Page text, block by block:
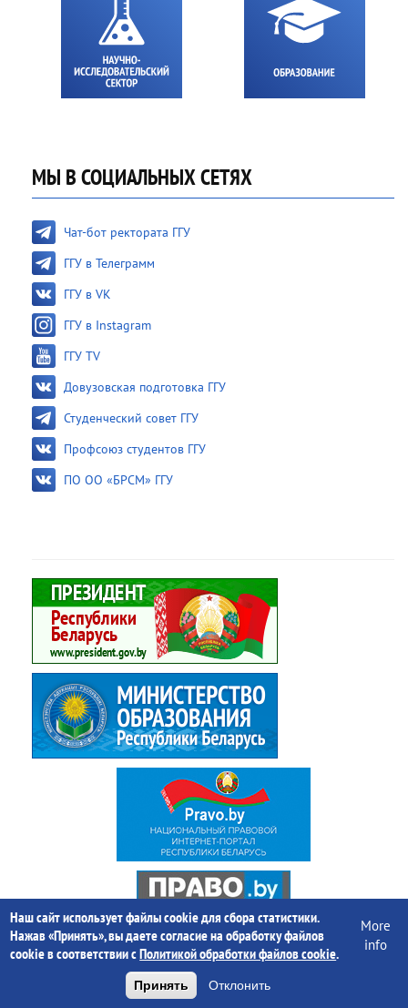
МЫ В СОЦИАЛЬНЫХ СЕТЯХ
Чат-бот ректората ГГУ
ГГУ в Телеграмм
ГГУ в VK
ГГУ в Instagram
ГГУ TV
Довузовская подготовка ГГУ
Студенческий совет ГГУ
Профсоюз студентов ГГУ
ПО ОО «БРСМ» ГГУ
Наш сайт использует файлы cookie для сбора статистики.
Нажав «Принять», вы даете согласие на обработку файлов
cookie в соответствии сПолитикой обработки файлов cookie.
More
info
Принять Отклонить